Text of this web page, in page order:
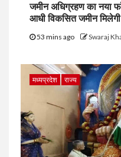
जमीन अधिग्रहण का नया
आधी विकसित जमीन
53 mins ago Swaraj
मध्यप्रदेश राज्य